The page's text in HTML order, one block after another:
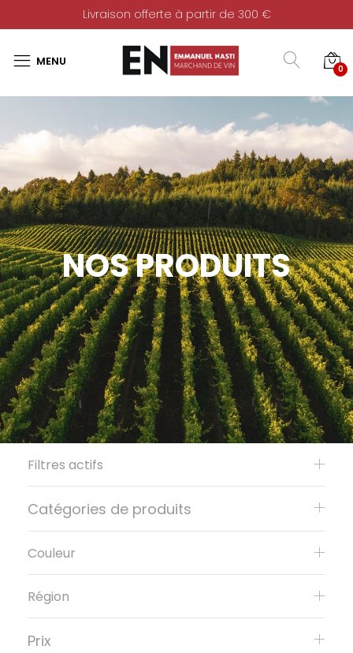
Livraison offerte à partir de 300 €
0
NOS PRODUITS
Filtres actifs
Catégories de produits
Couleur
Région
Prix